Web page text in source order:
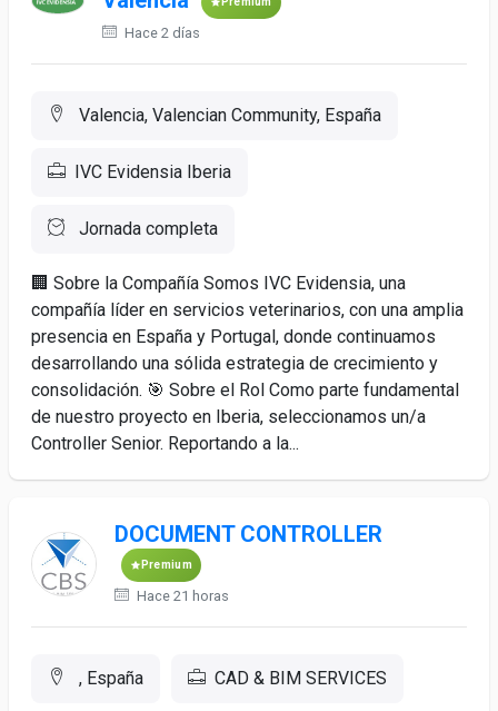
Hace 2 días
Valencia, Valencian Community, España
IVC Evidensia Iberia
Jornada completa
🏢 Sobre la Compañía Somos IVC Evidensia, una
compañía líder en servicios veterinarios, con una amplia
presencia en España y Portugal, donde continuamos
desarrollando una sólida estrategia de crecimiento y
consolidación. 🎯 Sobre el Rol Como parte fundamental
de nuestro proyecto en Iberia, seleccionamos un/a
Controller Senior. Reportando a la...
DOCUMENT CONTROLLER
Premium
Hace 21 horas
, España CAD & BIM SERVICES